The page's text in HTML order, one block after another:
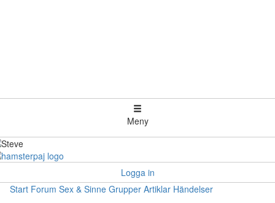
Meny
Logga in
Start Forum Sex & Sinne Grupper Artiklar Händelser